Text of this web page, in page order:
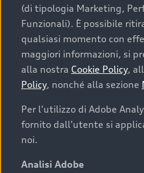
Cosa sapere
acquistare la
auto
I requisiti fondamentali da
acquistare un’auto usata,
(di tipologia Marketing,
Funzionali). È possibile
qualsiasi momento con
maggiori informazioni, si
alla nostra Cookie Policy,
Policy, nonché alla sezione
Per l'utilizzo di Adobe
fornito dall'utente si
noi.
Analisi Adobe